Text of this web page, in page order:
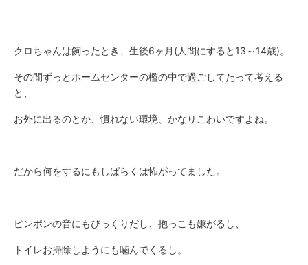
クロちゃんは飼ったとき、生後6ヶ月(人間にすると13～14歳)。
その間ずっとホームセンターの檻の中で過ごしてたって考える
と、
お外に出るのとか、慣れない環境、かなりこわいですよね。
だから何をするにもしばらくは怖がってました。
ピンポンの音にもびっくりだし、抱っこも嫌がるし、
トイレお掃除しようにも噛んでくるし。